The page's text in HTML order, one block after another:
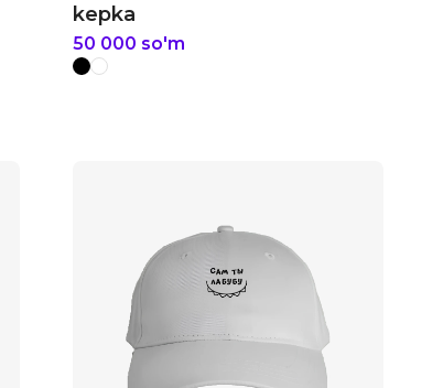
kepka
50 000 so'm